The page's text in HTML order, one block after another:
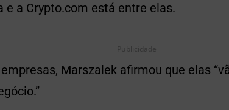
e a Crypto.com está entre elas.
Publicidade
Marszalek afirmou que elas